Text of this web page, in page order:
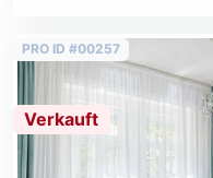
PRO ID #00257
Verkauft